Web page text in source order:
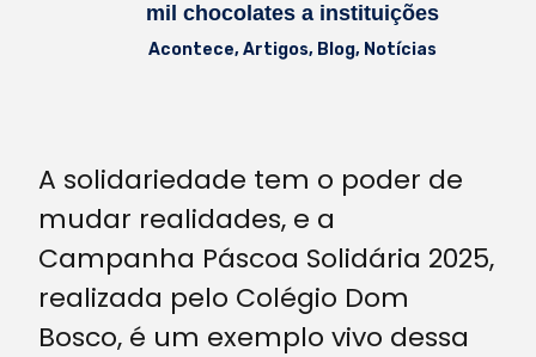
mil chocolates a instituições
Acontece, Artigos, Blog, Notícias
A solidariedade tem o poder de
mudar realidades, e a
Campanha Páscoa Solidária 2025,
realizada pelo Colégio Dom
Bosco, é um exemplo vivo dessa